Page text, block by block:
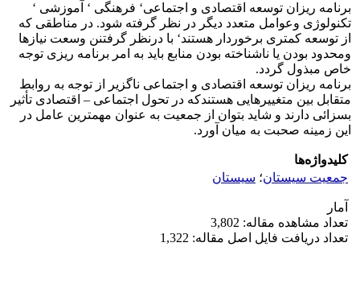
برنامه ریزان توسعه اقتصادی و اجتماعی‘ فرهنگی ‘ آموزشی ‘
تکنولوژی وعوامل متعدد دیگر در نظر گرفته شود. در مناطقی که
از توسعه کمتری برخوردار هستند‘ با درنظر گرفتنن وسعت نیازها
ومحدود بودن یا ناشناخته بودن منابع باید به امر برنامه ریزی توجه
خاص مبذول گردد.
برنامه ریزان توسعه اقتصادی و اجتماعی ناگزیر از توجه به روابط
متقابل بین متغییرهایی هستندکه در تحول اجتماعی – اقتصادی تأثیر
بسزائی دارند و شاید بتوان از جمعیت به عنوان مهمترین عامل در
این زمینه صحبت به میان آورد.
کلیدواژه‌ها
جمعیت سیستان؛ سیستان
آمار
تعداد مشاهده مقاله: 3,802
تعداد دریافت فایل اصل مقاله: 1,322